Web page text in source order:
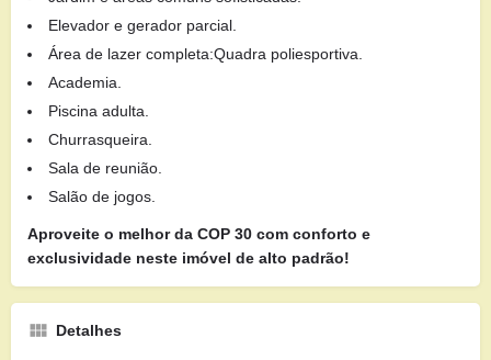
Elevador e gerador parcial.
Área de lazer completa:Quadra poliesportiva.
Academia.
Piscina adulta.
Churrasqueira.
Sala de reunião.
Salão de jogos.
Aproveite o melhor da COP 30 com conforto e
exclusividade neste imóvel de alto padrão!
Detalhes